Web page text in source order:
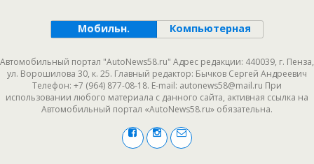
Мобильн. Компьютерная
Автомобильный портал "AutoNews58.ru" Адрес редакции: 440039, г. Пенза,
ул. Ворошилова 30, к. 25. Главный редактор: Бычков Сергей Андреевич
Телефон: +7 (964) 877-08-18. E-mail: autonews58@mail.ru При
использовании любого материала с данного сайта, активная ссылка на
Автомобильный портал «AutoNews58.ru» обязательна.